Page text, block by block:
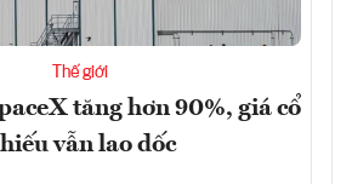
Thế giới
tăng hơn 90%, giá cổ
vẫn lao dốc